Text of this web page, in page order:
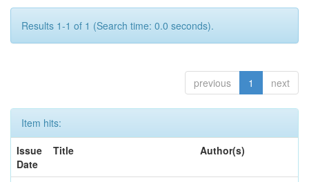
Results 1-1 of 1 (Search time: 0.0 seconds).
previous 1 next
Item hits:
Issue
Date
Title Author(s)